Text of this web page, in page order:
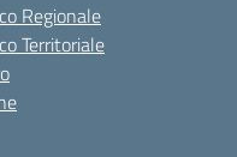
Regionale
Territoriale